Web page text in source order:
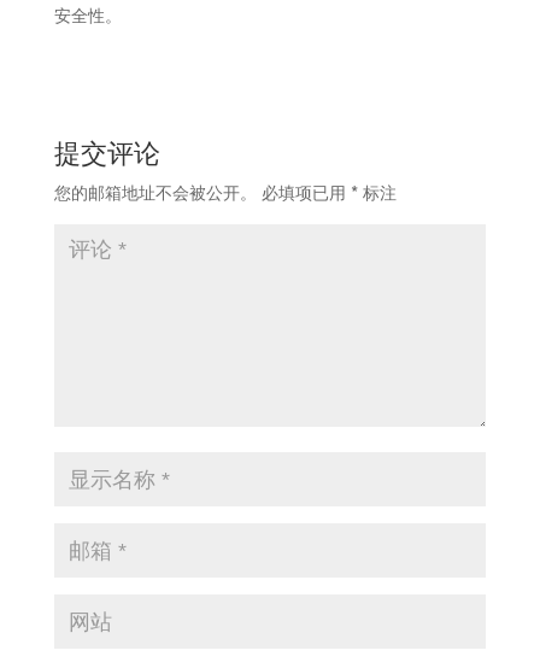
安全性。
提交评论
您的邮箱地址不会被公开。 必填项已用 *标注